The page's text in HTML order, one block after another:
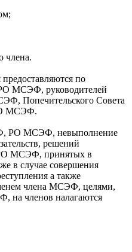
члена.
по
МСЭФ, руководителей
Попечительского Совета
МСЭФ.
РО МСЭФ, невыполнение
решений
МСЭФ, принятых в
в случае совершения
а также
члена МСЭФ, целями,
на членов налагаются